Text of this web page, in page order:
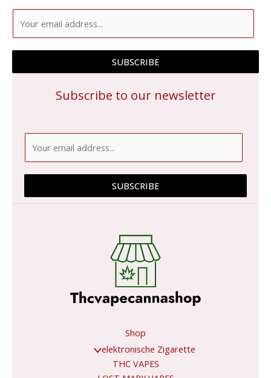
m
a
i
SUBSCRIBE
Subscribe to our newsletter
l
SUBSCRIBE
Shop
elektronische Zigarette
THC VAPES